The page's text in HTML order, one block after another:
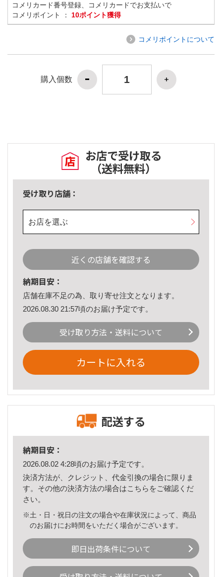
コメリカード番号登録、コメリカードでお支払いで
コメリポイント ： 10ポイント獲得
コメリポイントについて
購入個数
お店で受け取る
（送料無料）
受け取り店舗：
お店を選ぶ
近くの店舗を確認する
納期目安：
店舗在庫不足の為、取り寄せ注文となります。
2026.08.30 21:57頃のお届け予定です。
受け取り方法・送料について
カートに入れる
配送する
納期目安：
2026.08.02 4:28頃のお届け予定です。
決済方法が、クレジット、代金引換の場合に限りま
す。その他の決済方法の場合はこちら をご確認くだ
さい。
※土・日・祝日の注文の場合や在庫状況によって、商品
のお届けにお時間をいただく場合がございます。
即日出荷条件について